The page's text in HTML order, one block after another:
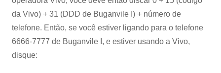
da Vivo) + 31 (DDD de Buganvile I) + número de
telefone. Então, se você estiver ligando para o telefone
6666-7777 de Buganvile I, e estiver usando a Vivo,
disque: